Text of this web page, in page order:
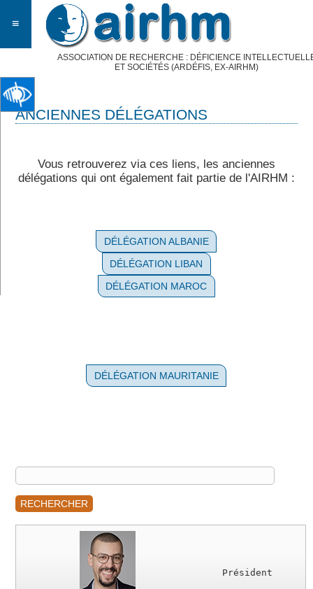
≡
ASSOCIATION DE RECHERCHE : DÉFICIENCE
ET SOCIÉTÉS (ARDÉFIS, EX-AIRHM)
ANCIENNES DÉLÉGATIONS
Vous retrouverez via ces liens, les anciennes
délégations qui ont également fait partie de l'AIRHM :
DÉLÉGATION ALBANIE
DÉLÉGATION LIBAN
DÉLÉGATION MAROC
DÉLÉGATION MAURITANIE
Président